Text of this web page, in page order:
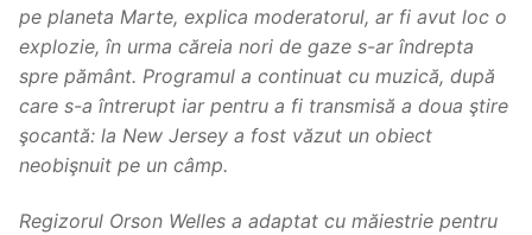
pe planeta Marte, explica moderatorul, ar fi avut loc o
explozie, în urma căreia nori de gaze s-ar îndrepta
spre pământ. Programul a continuat cu muzică, după
care s-a întrerupt iar pentru a fi transmisă a doua ştire
şocantă: la New Jersey a fost văzut un obiect
neobişnuit pe un câmp.
Regizorul Orson Welles a adaptat cu măiestrie pentru